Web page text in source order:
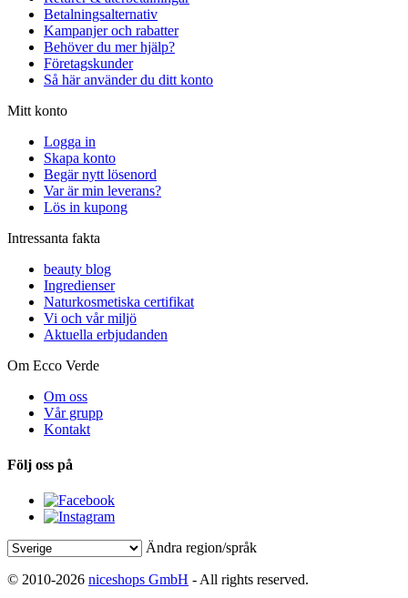
Betalningsalternativ
Kampanjer och rabatter
Behöver du mer hjälp?
Företagskunder
Så här använder du ditt konto
Mitt konto
Logga in
Skapa konto
Begär nytt lösenord
Var är min leverans?
Lös in kupong
Intressanta fakta
beauty blog
Ingredienser
Naturkosmetiska certifikat
Vi och vår miljö
Aktuella erbjudanden
Om Ecco Verde
Om oss
Vår grupp
Kontakt
Följ oss på
Ändra region/språk
© 2010-2026 niceshops GmbH - All rights reserved.